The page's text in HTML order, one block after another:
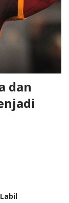
dan